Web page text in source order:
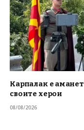
Карпалак е
своите херои
08/08/2026